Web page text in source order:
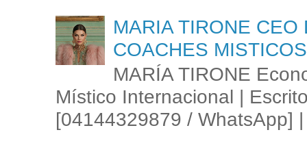
MARIA TIRONE
COACHES
MARÍA TIRONE
Místico Internacional |
[04144329879 / WhatsApp]